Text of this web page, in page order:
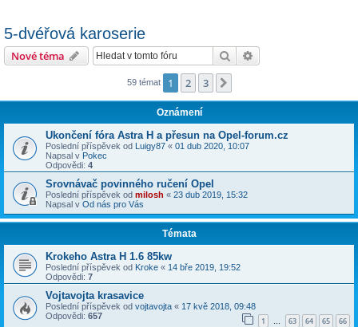
5-dvéřová karoserie
Nové téma Hledat
59 témat 1 2 3
Oznámení
Ukončení fóra Astra H a přesun na Opel-forum.cz
Poslední příspěvek od Luigy87 « 01 dub 2020, 10:07
Napsal v Pokec
Odpovědi: 4
Srovnávač povinného ručení Opel
Poslední příspěvek od milosh « 23 dub 2019, 15:32
Napsal v Od nás pro Vás
Témata
Krokeho Astra H 1.6 85kw
Poslední příspěvek od Kroke « 14 bře 2019, 19:52
Odpovědi: 7
Vojtavojta krasavice
Poslední příspěvek od vojtavojta « 17 kvě 2018, 09:48
Odpovědi: 657 1 … 63 64 65 66